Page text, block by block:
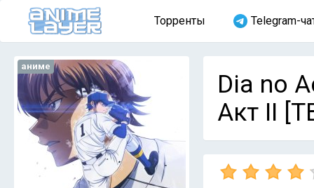
Торренты Telegram-
аниме
Dia no
Акт II